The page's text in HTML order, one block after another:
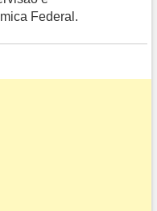
Federal.